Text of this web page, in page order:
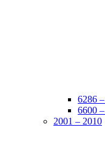
6286
6600
2001 – 2010